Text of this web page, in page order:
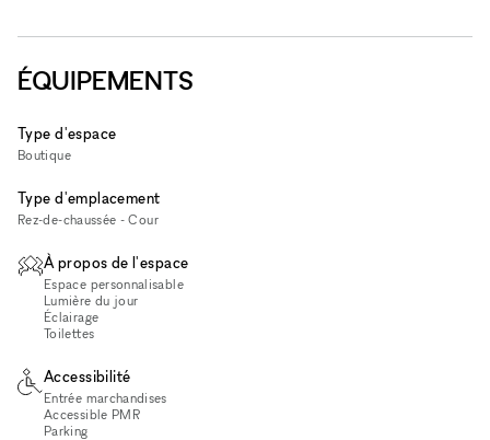
ÉQUIPEMENTS
Type d'espace
Boutique
Type d'emplacement
Rez-de-chaussée - Cour
À propos de l'espace
Espace personnalisable
Lumière du jour
Éclairage
Toilettes
Accessibilité
Entrée marchandises
Accessible PMR
Parking